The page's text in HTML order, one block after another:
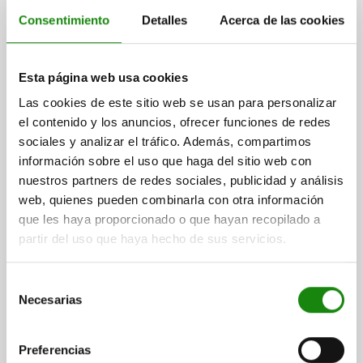
Consentimiento Detalles Acerca de las cookies
Esta página web usa cookies
Las cookies de este sitio web se usan para personalizar
el contenido y los anuncios, ofrecer funciones de redes
sociales y analizar el tráfico. Además, compartimos
información sobre el uso que haga del sitio web con
nuestros partners de redes sociales, publicidad y análisis
web, quienes pueden combinarla con otra información
que les haya proporcionado o que hayan recopilado a
partir del uso que haya hecho de sus servicios.
Necesarias
Preferencias
más gastos de envío
BOQUILLA DE LUBRICACIÓN C DIN71412, FORMA:D
ACODADO 45° CON CUADRADO, M10X1, L=20,5,
ACERO ENDURECIDO Y CINCADO
ROSCA=M10X1 FORMA=D
MATERIAL DEL CUERPO DE BASE=ACERO
Referencia: